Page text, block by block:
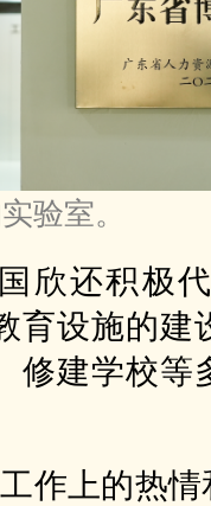
验室。
欣还积极
育设施的建
修建学校等
作上的热